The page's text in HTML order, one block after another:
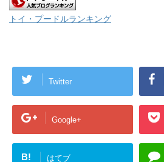
トイ・プードルランキング
Twitter
Google+
B! はてブ